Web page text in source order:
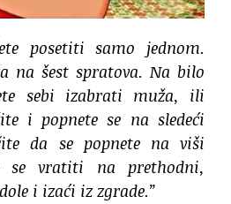
posetiti samo jednom.
na šest spratova. Na bilo
sebi izabrati muža, ili
i popnete se na sledeći
da se popnete na viši
se vratiti na prethodni,
i izaći iz zgrade.”